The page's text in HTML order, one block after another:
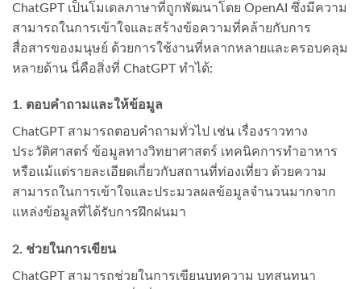
ChatGPT เป็นโมเดลภาษาที่ถูกพัฒนาโดย OpenAI ซึ่งมีความ
สามารถในการเข้าใจและสร้างข้อความที่คล้ายกับการ
สื่อสารของมนุษย์ ด้วยการใช้งานที่หลากหลายและครอบคลุม
หลายด้าน นี่คือสิ่งที่ ChatGPT ทำได้:
1. ตอบคำถามและให้ข้อมูล
ChatGPT สามารถตอบคำถามทั่วไป เช่น เรื่องราวทาง
ประวัติศาสตร์ ข้อมูลทางวิทยาศาสตร์ เทคนิคการทำอาหาร
หรือแม้แต่รายละเอียดเกี่ยวกับสถานที่ท่องเที่ยว ด้วยความ
สามารถในการเข้าใจและประมวลผลข้อมูลจำนวนมากจาก
แหล่งข้อมูลที่ได้รับการฝึกฝนมา
2. ช่วยในการเขียน
ChatGPT สามารถช่วยในการเขียนบทความ บทสนทนา